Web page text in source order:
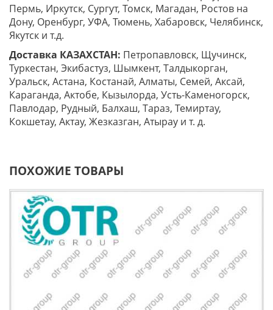
Пермь, Иркутск, Сургут, Томск, Магадан, Ростов на
Дону, Оренбург, УФА, Тюмень, Хабаровск, Челябинск,
Якутск и т.д.
Доставка КАЗАХСТАН: Петропавловск, Щучинск,
Туркестан, Экибастуз, Шымкент, Талдыкорган,
Уральск, Астана, Костанай, Алматы, Семей, Аксай,
Караганда, Актобе, Кызылорда, Усть-Каменогорск,
Павлодар, Рудный, Балхаш, Тараз, Темиртау,
Кокшетау, Актау, Жезказган, Атырау и т. д.
ПОХОЖИЕ ТОВАРЫ